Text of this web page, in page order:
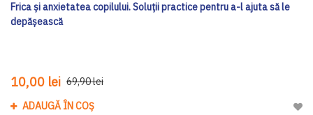
Frica și anxietatea copilului. Soluții practice pentru a-l ajuta să le
depășească
10,00 lei 69,90 lei
ADAUGĂ ÎN COȘ